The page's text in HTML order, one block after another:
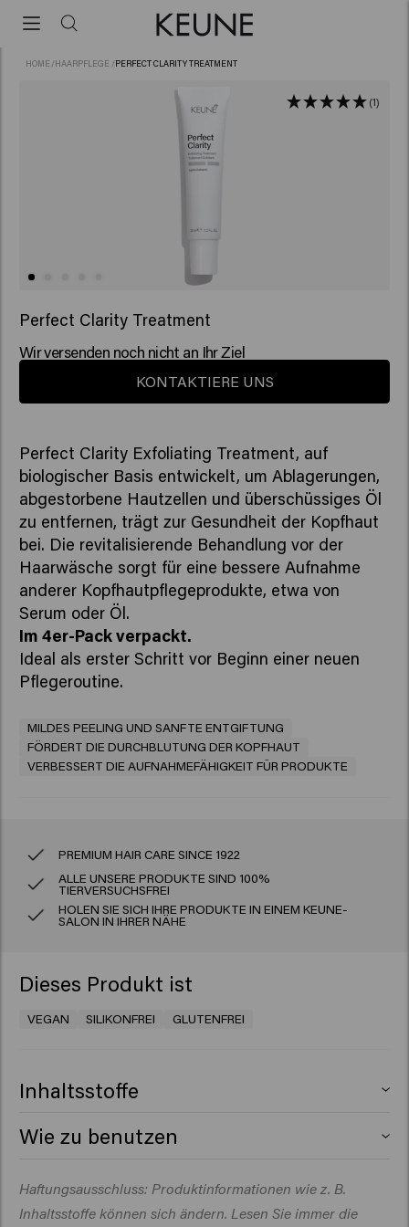
HOME /HAARPFLEGE /PERFECT CLARITY TREATMENT
(1)
Perfect Clarity Treatment
Wir versenden noch nicht an Ihr Ziel
KONTAKTIERE UNS
Perfect Clarity Exfoliating Treatment, auf
biologischer Basis entwickelt, um Ablagerungen,
abgestorbene Hautzellen und überschüssiges Öl
zu entfernen, trägt zur Gesundheit der Kopfhaut
bei. Die revitalisierende Behandlung vor der
Haarwäsche sorgt für eine bessere Aufnahme
anderer Kopfhautpflegeprodukte, etwa von
Serum oder Öl.
Im 4er-Pack verpackt.
Ideal als erster Schritt vor Beginn einer neuen
Pflegeroutine.
MILDES PEELING UND SANFTE ENTGIFTUNG
FÖRDERT DIE DURCHBLUTUNG DER KOPFHAUT
VERBESSERT DIE AUFNAHMEFÄHIGKEIT FÜR PRODUKTE
PREMIUM HAIR CARE SINCE 1922
ALLE UNSERE PRODUKTE SIND 100%
TIERVERSUCHSFREI
HOLEN SIE SICH IHRE PRODUKTE IN EINEM KEUNE-
SALON IN IHRER NÄHE
Dieses Produkt ist
VEGAN SILIKONFREI GLUTENFREI
Inhaltsstoffe
Ricinus Communis (Castor) Seed Oil, Arginine,
Glycol, Steareth-20, Polyquaternium-37, Butyrospermum
Parkii (Shea) Butter, Inulin, Propylene Glycol
Wie zu benutzen
Direkt auf die nasse Kopfhaut auftragen. Die
Haftungsausschluss: Produktinformationen wie z. B.
Inhaltsstoffe können sich ändern. Lesen Sie immer die